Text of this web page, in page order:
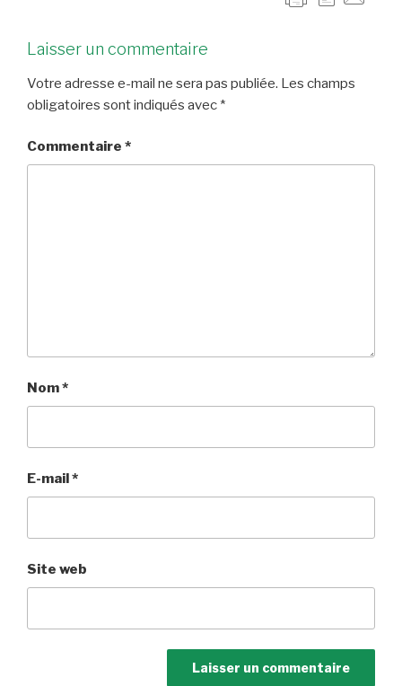
Laisser un commentaire
Votre adresse e-mail ne sera pas publiée. Les champs
obligatoires sont indiqués avec *
Commentaire *
Nom*
E-mail*
Site web